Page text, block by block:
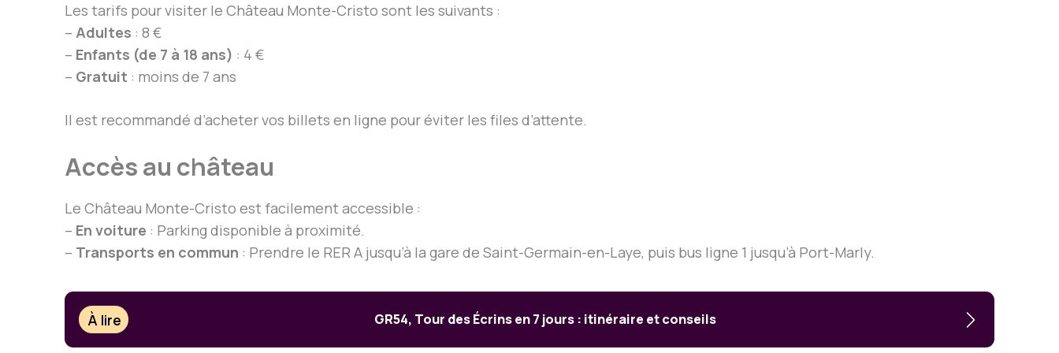
Les tarifs pour visiter le Château Monte-Cristo sont les suivants :
– Adultes : 8 €
– Enfants (de 7 à 18 ans) : 4 €
– Gratuit : moins de 7 ans
Il est recommandé d’acheter vos billets en ligne pour éviter les files d’attente.
Accès au château
Le Château Monte-Cristo est facilement accessible :
– En voiture : Parking disponible à proximité.
– Transports en commun : Prendre le RER A jusqu’à la gare de Saint-Germain-en-Laye, puis bus ligne 1 jusqu’à Port-Marly.
À lire GR54, Tour des Écrins en 7 jours : itinéraire et conseils